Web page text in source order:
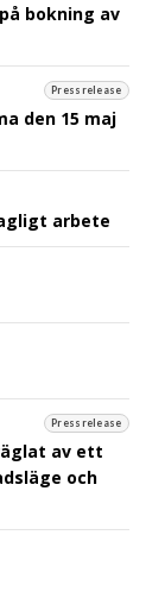
bokning av
Pressrelease
den 15 maj
arbete
Pressrelease
av ett
och